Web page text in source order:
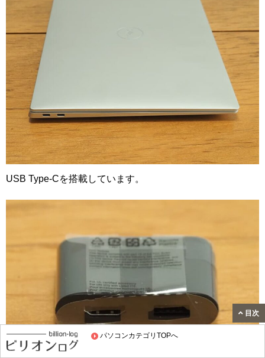
パソコンカテゴリTOPへ
USB Type-Cを搭載しています。
目次